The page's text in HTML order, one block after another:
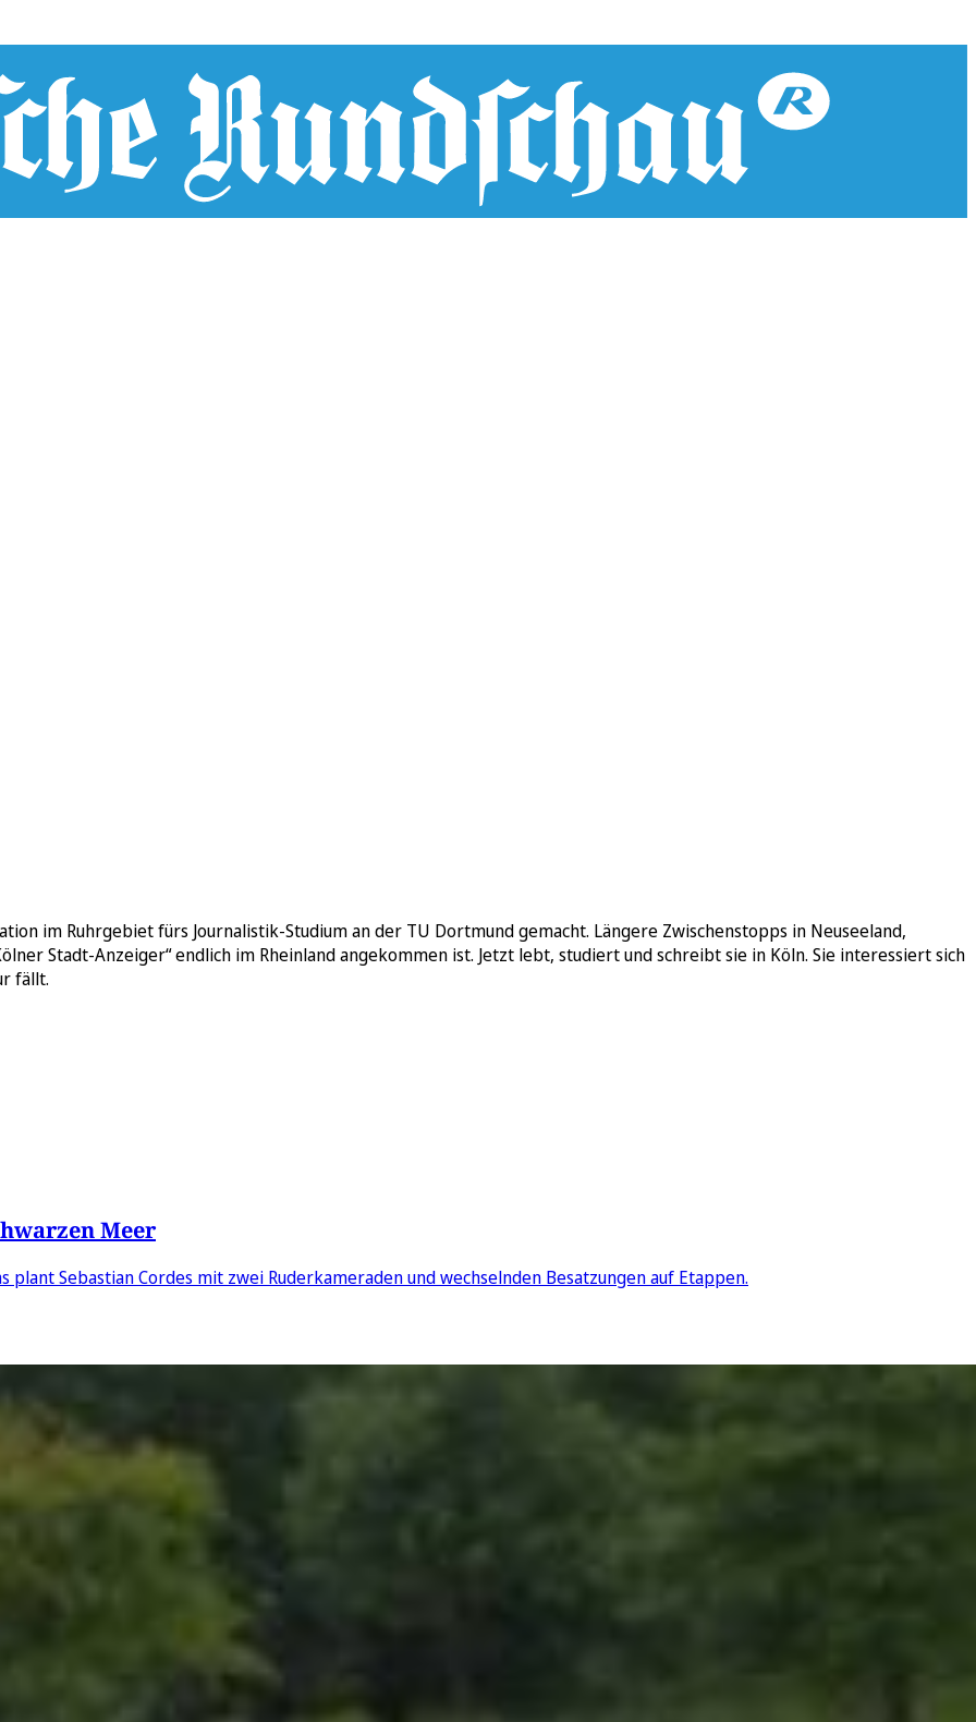
im Ruhrgebiet fürs Journalistik-Studium an der TU Dortmund gemacht. Längere Zwischenstopps in Neuseeland,
Stadt-Anzeiger“ endlich im Rheinland angekommen ist. Jetzt lebt, studiert und schreibt sie in Köln. Sie interessiert sich
fällt.
Meer
Sebastian Cordes mit zwei Ruderkameraden und wechselnden Besatzungen auf Etappen.